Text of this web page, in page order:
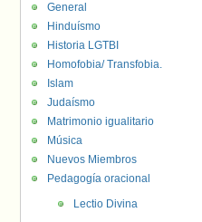
General
Hinduísmo
Historia LGTBI
Homofobia/ Transfobia.
Islam
Judaísmo
Matrimonio igualitario
Música
Nuevos Miembros
Pedagogía oracional
Lectio Divina